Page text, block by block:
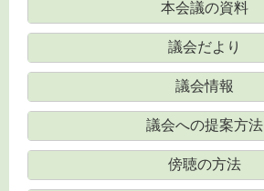
本会議の資料
議会だより
議会情報
議会への提案方法
傍聴の方法